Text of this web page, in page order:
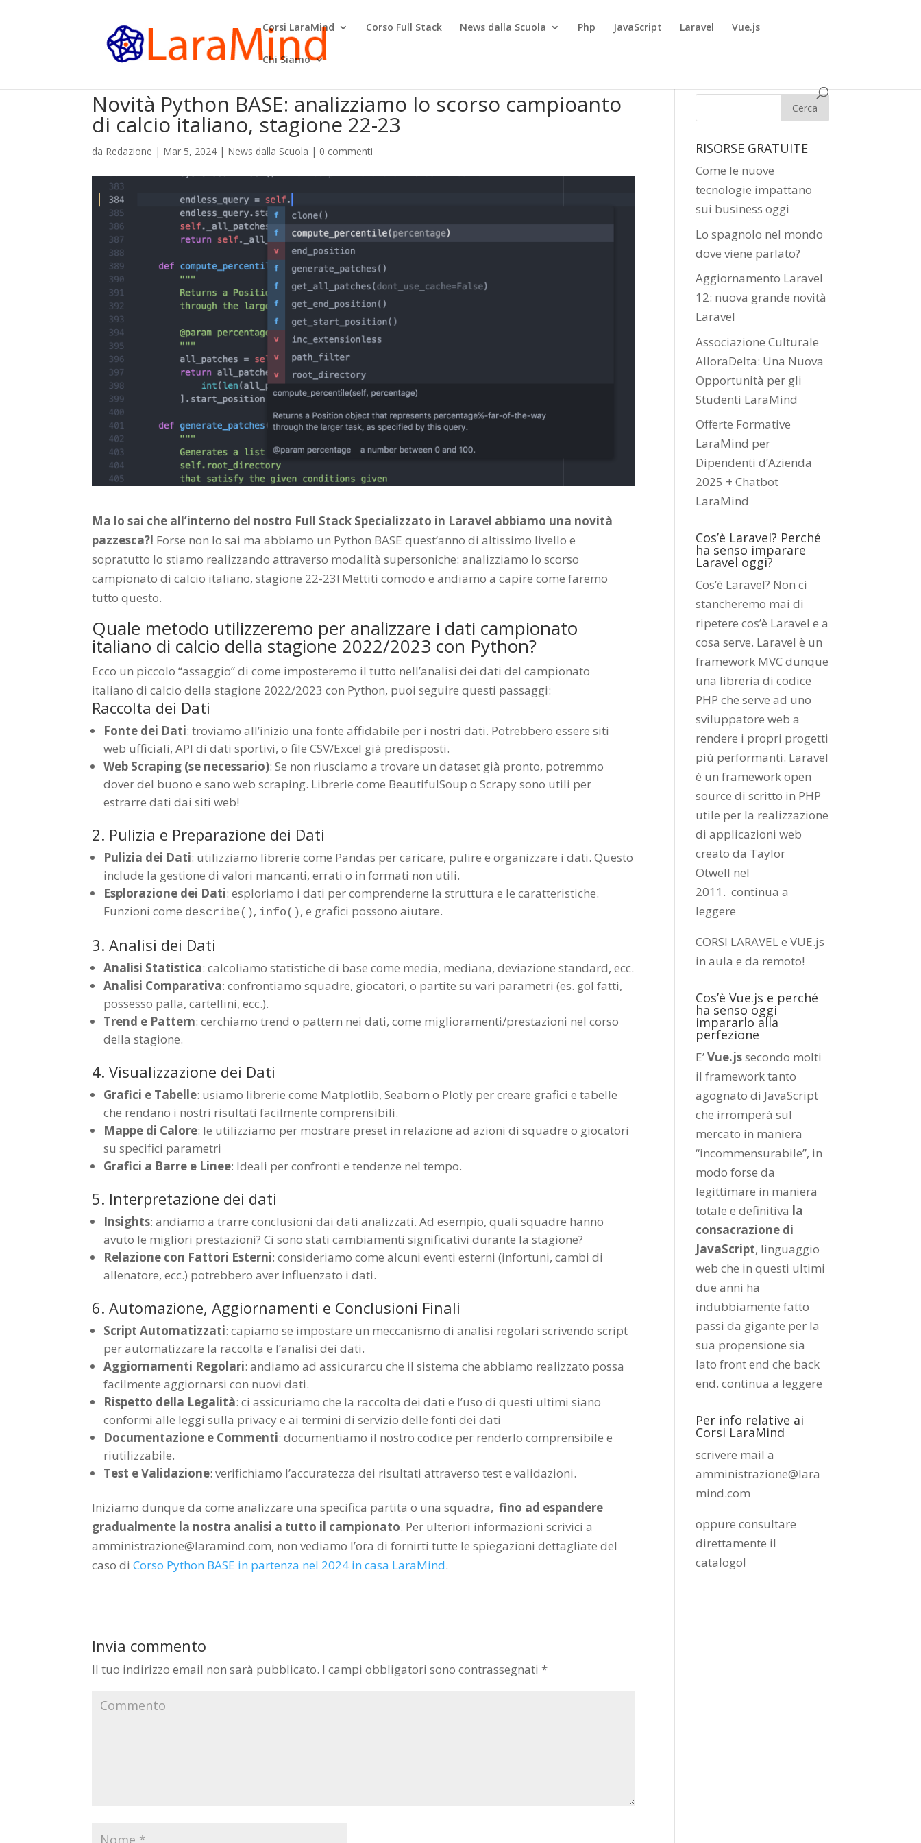
Corsi LaraMind Corso Full Stack News dalla Scuola Php JavaScript Laravel Vue.js
Chi Siamo
Novità Python BASE: analizziamo lo scorso campioanto
di calcio italiano, stagione 22-23
da Redazione | Mar 5, 2024 | News dalla Scuola | 0 commenti
Ma lo sai che all’interno del nostro Full Stack Specializzato in Laravel abbiamo una novità
pazzesca?! Forse non lo sai ma abbiamo un Python BASE quest’anno di altissimo livello e
sopratutto lo stiamo realizzando attraverso modalità supersoniche: analizziamo lo scorso
campionato di calcio italiano, stagione 22-23! Mettiti comodo e andiamo a capire come faremo
tutto questo.
Quale metodo utilizzeremo per analizzare i dati campionato
italiano di calcio della stagione 2022/2023 con Python?
Ecco un piccolo “assaggio” di come imposteremo il tutto nell’analisi dei dati del campionato
italiano di calcio della stagione 2022/2023 con Python, puoi seguire questi passaggi:
Raccolta dei Dati
Fonte dei Dati: troviamo all’inizio una fonte affidabile per i nostri dati. Potrebbero essere siti
web ufficiali, API di dati sportivi, o file CSV/Excel già predisposti.
Web Scraping (se necessario): Se non riusciamo a trovare un dataset già pronto, potremmo
dover del buono e sano web scraping. Librerie come BeautifulSoup o Scrapy sono utili per
estrarre dati dai siti web!
2. Pulizia e Preparazione dei Dati
Pulizia dei Dati: utilizziamo librerie come Pandas per caricare, pulire e organizzare i dati. Questo
include la gestione di valori mancanti, errati o in formati non utili.
Esplorazione dei Dati: esploriamo i dati per comprenderne la struttura e le caratteristiche.
Funzioni come describe(), info(), e grafici possono aiutare.
3. Analisi dei Dati
Analisi Statistica: calcoliamo statistiche di base come media, mediana, deviazione standard, ecc.
Analisi Comparativa: confrontiamo squadre, giocatori, o partite su vari parametri (es. gol fatti,
possesso palla, cartellini, ecc.).
Trend e Pattern: cerchiamo trend o pattern nei dati, come miglioramenti/prestazioni nel corso
della stagione.
4. Visualizzazione dei Dati
Grafici e Tabelle: usiamo librerie come Matplotlib, Seaborn o Plotly per creare grafici e tabelle
che rendano i nostri risultati facilmente comprensibili.
Mappe di Calore: le utilizziamo per mostrare preset in relazione ad azioni di squadre o giocatori
su specifici parametri
Grafici a Barre e Linee: Ideali per confronti e tendenze nel tempo.
5. Interpretazione dei dati
Insights: andiamo a trarre conclusioni dai dati analizzati. Ad esempio, quali squadre hanno
avuto le migliori prestazioni? Ci sono stati cambiamenti significativi durante la stagione?
Relazione con Fattori Esterni: consideriamo come alcuni eventi esterni (infortuni, cambi di
allenatore, ecc.) potrebbero aver influenzato i dati.
6. Automazione, Aggiornamenti e Conclusioni Finali
Script Automatizzati: capiamo se impostare un meccanismo di analisi regolari scrivendo script
per automatizzare la raccolta e l’analisi dei dati.
Aggiornamenti Regolari: andiamo ad assicurarcu che il sistema che abbiamo realizzato possa
facilmente aggiornarsi con nuovi dati.
Rispetto della Legalità: ci assicuriamo che la raccolta dei dati e l’uso di questi ultimi siano
conformi alle leggi sulla privacy e ai termini di servizio delle fonti dei dati
Documentazione e Commenti: documentiamo il nostro codice per renderlo comprensibile e
riutilizzabile.
Test e Validazione: verifichiamo l’accuratezza dei risultati attraverso test e validazioni.
Iniziamo dunque da come analizzare una specifica partita o una squadra,fino ad espandere
gradualmente la nostra analisi a tutto il campionato. Per ulteriori informazioni scrivici a
amministrazione@laramind.com, non vediamo l’ora di fornirti tutte le spiegazioni dettagliate del
caso diCorso Python BASE in partenza nel 2024 in casa LaraMind.
Invia commento
Il tuo indirizzo email non sarà pubblicato. I campi obbligatori sono contrassegnati *
RISORSE GRATUITE
Come le nuove
tecnologie impattano
sui business oggi
Lo spagnolo nel mondo
dove viene parlato?
Aggiornamento Laravel
12: nuova grande novità
Laravel
Associazione Culturale
AlloraDelta: Una Nuova
Opportunità per gli
Studenti LaraMind
Offerte Formative
LaraMind per
Dipendenti d’Azienda
2025 + Chatbot
LaraMind
Cos’è Laravel? Perché
ha senso imparare
Laravel oggi?
Cos’è Laravel? Non ci
stancheremo mai di
ripetere cos’è Laravel e a
cosa serve. Laravel è un
framework MVC dunque
una libreria di codice
PHP che serve ad uno
sviluppatore web a
rendere i propri progetti
più performanti. Laravel
è un framework open
source di scritto in PHP
utile per la realizzazione
di applicazioni web
creato da Taylor
Otwell nel
2011.continua a
leggere
CORSI LARAVEL e VUE.js
in aula e da remoto!
Cos’è Vue.js e perché
ha senso oggi
impararlo alla
perfezione
E’Vue.jssecondo molti
il framework tanto
agognato di JavaScript
che irromperà sul
mercato in maniera
“incommensurabile”, in
modo forse da
legittimare in maniera
totale e definitiva la
consacrazione di
JavaScript, linguaggio
web che in questi ultimi
due anni ha
indubbiamente fatto
passi da gigante per la
sua propensione sia
lato front end che back
end.continua a leggere
Per info relative ai
Corsi LaraMind
scrivere mail a
amministrazione@lara
mind.com
oppure consultare
direttamente il
catalogo!